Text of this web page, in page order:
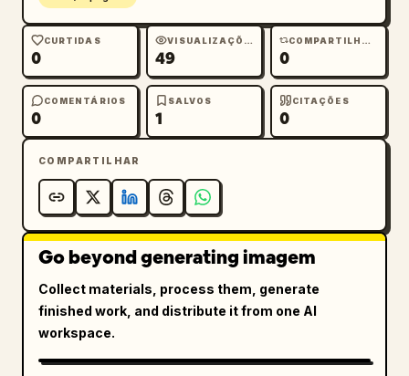
CURTIDAS
0
VISUALIZAÇÕES
49
COMPARTILHAMENTOS
0
COMENTÁRIOS
0
SALVOS
1
CITAÇÕES
0
COMPARTILHAR
Go beyond generating imagem
Collect materials, process them, generate
finished work, and distribute it from one AI
workspace.